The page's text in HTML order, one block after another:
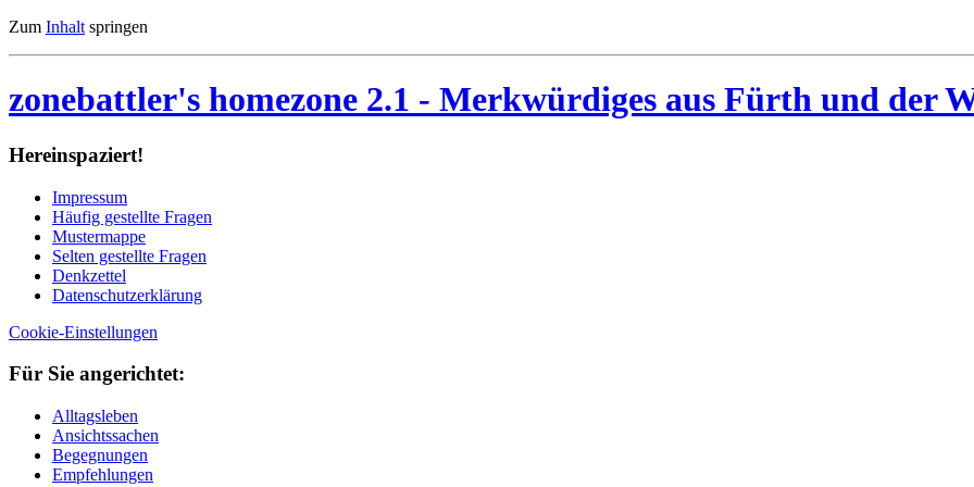
Zum Inhalt springen
zonebattler's homezone 2.1 - Merkwürdiges aus Fürth und der
Her­ein­spa­ziert!
Im­pres­sum
Häu­fig ge­stell­te Fra­gen
Mu­ster­map­pe
Sel­ten ge­stell­te Fra­gen
Denk­zet­tel
Da­ten­schutz­er­klä­rung
Cookie-Einstellungen
Für Sie an­ge­rich­tet:
Alltagsleben
Ansichtssachen
Begegnungen
Empfehlungen